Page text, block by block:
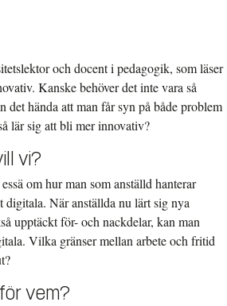
och docent i pedagogik, som läser
Kanske behöver det inte vara så
det hända att man får syn på både problem
lär sig att bli mer innovativ?
vi?
om hur man som anställd hanterar
När anställda nu lärt sig nya
upptäckt för- och nackdelar, kan man
Vilka gränser mellan arbete och fritid
vem?